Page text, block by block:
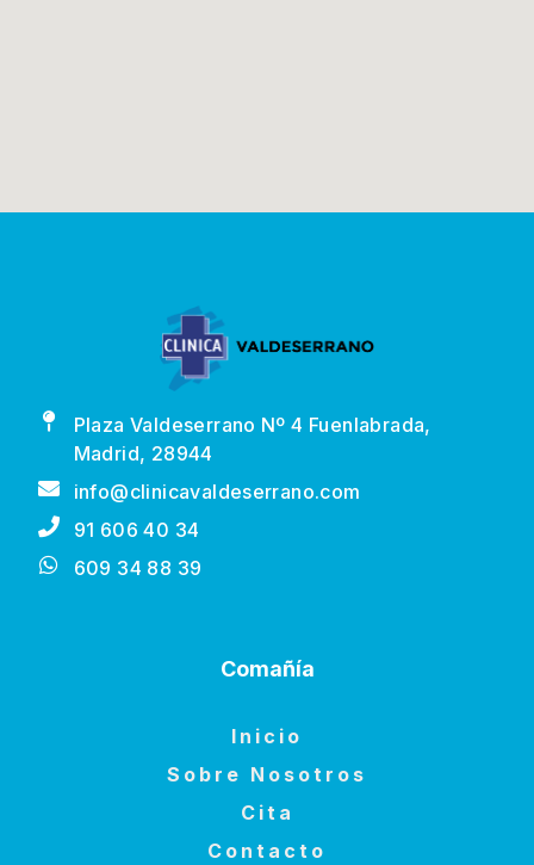
Plaza Valdeserrano Nº 4 Fuenlabrada,
Madrid, 28944
info@clinicavaldeserrano.com
91 606 40 34
609 34 88 39
Comañía
Inicio
Sobre Nosotros
Cita
Contacto